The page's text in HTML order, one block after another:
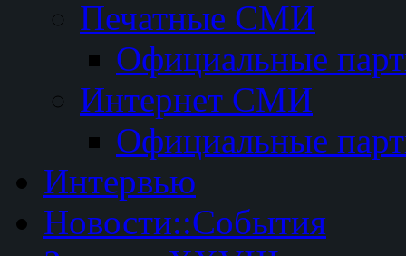
Печатные СМИ
Официальные
Интернет СМИ
Официальные
Интервью
Новости::События